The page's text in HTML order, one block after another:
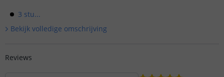
3 stu...
Bekijk volledige omschrijving
Reviews